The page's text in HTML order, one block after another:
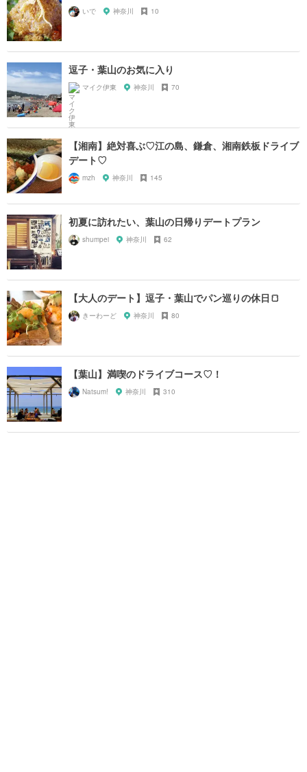
いで 神奈川 10
逗子・葉山のお気に入り
マイク伊東 神奈川 70
【湘南】絶対喜ぶ♡江の島、鎌倉、湘南鉄板ドライブ
デート♡
mzh 神奈川 145
初夏に訪れたい、葉山の日帰りデートプラン
shumpei 神奈川 62
【大人のデート】逗子・葉山でパン巡りの休日🍞
きーわーど 神奈川 80
【葉山】満喫のドライブコース♡！
Natsum! 神奈川 310